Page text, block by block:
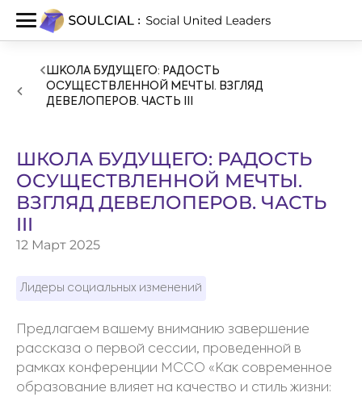
ШКОЛА БУДУЩЕГО: РАДОСТЬ
ОСУЩЕСТВЛЕННОЙ МЕЧТЫ. ВЗГЛЯД
ДЕВЕЛОПЕРОВ. ЧАСТЬ III
ШКОЛА БУДУЩЕГО: РАДОСТЬ
ОСУЩЕСТВЛЕННОЙ МЕЧТЫ.
ВЗГЛЯД ДЕВЕЛОПЕРОВ. ЧАСТЬ
III
12 Март 2025
Лидеры социальных изменений
Предлагаем вашему вниманию завершение
рассказа о первой сессии, проведенной в
рамках конференции МССО «Как современное
образование влияет на качество и стиль жизни: